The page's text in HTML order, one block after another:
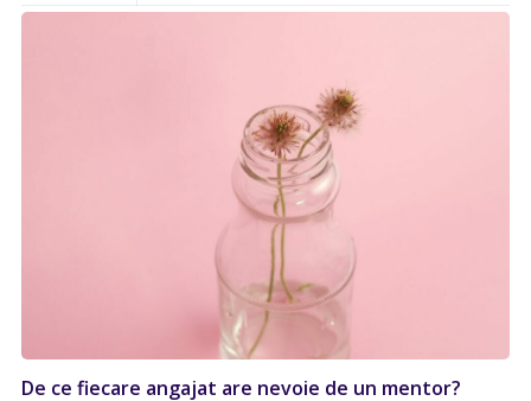
De ce fiecare angajat are nevoie de un mentor?